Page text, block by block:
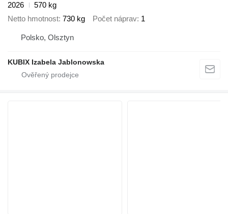
2026
570 kg
Netto hmotnost 730 kg Počet náprav 1
Polsko, Olsztyn
KUBIX Izabela Jablonowska